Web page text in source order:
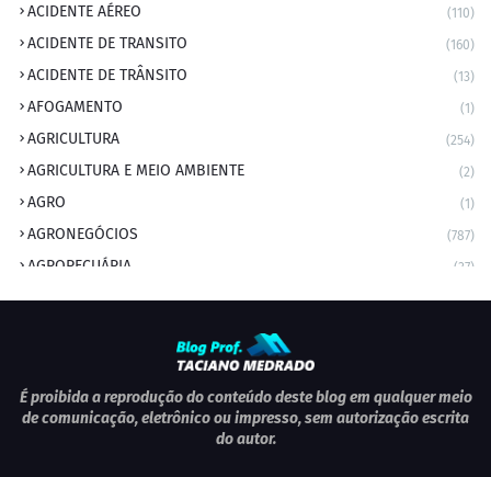
ACIDENTE AÉREO (110)
ACIDENTE DE TRANSITO (160)
ACIDENTE DE TRÂNSITO (13)
AFOGAMENTO (1)
AGRICULTURA (254)
AGRICULTURA E MEIO AMBIENTE (2)
AGRO (1)
AGRONEGÓCIOS (787)
AGROPECUÁRIA (37)
AMBIENTE (9)
ANIVERSÁRIO DA CIDADE
ANIVERSÁRIOS (1)
APEXBRASIL (1)
É proibida a reprodução do conteúdo deste blog em qualquer meio
de comunicação, eletrônico ou impresso, sem autorização escrita
do autor.